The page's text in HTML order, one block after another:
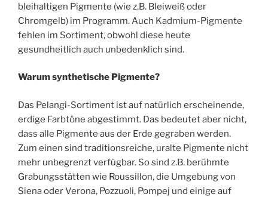
bleihaltigen Pigmente (wie z.B. Bleiweiß oder
Chromgelb) im Programm. Auch Kadmium-Pigmente
fehlen im Sortiment, obwohl diese heute
gesundheitlich auch unbedenklich sind.
Warum synthetische Pigmente?
Das Pelangi-Sortiment ist auf natürlich erscheinende,
erdige Farbtöne abgestimmt. Das bedeutet aber nicht,
dass alle Pigmente aus der Erde gegraben werden.
Zum einen sind traditionsreiche, uralte Pigmente nicht
mehr unbegrenzt verfügbar. So sind z.B. berühmte
Grabungsstätten wie Roussillon, die Umgebung von
Siena oder Verona, Pozzuoli, Pompej und einige auf